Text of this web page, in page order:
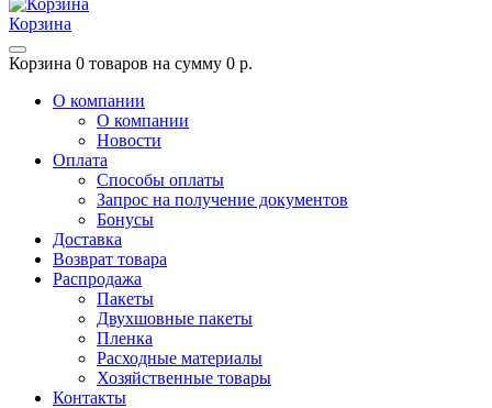
Корзина
Корзина 0 товаров на сумму 0 р.
О компании
О компании
Новости
Оплата
Способы оплаты
Запрос на получение документов
Бонусы
Доставка
Возврат товара
Распродажа
Пакеты
Двухшовные пакеты
Пленка
Расходные материалы
Хозяйственные товары
Контакты